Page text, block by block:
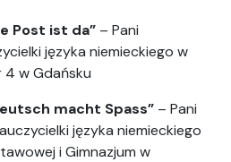
Post ist da” – Pani
języka niemieckiego w
4 w Gdańsku
macht Spass” – Pani
języka niemieckiego
i Gimnazjum w